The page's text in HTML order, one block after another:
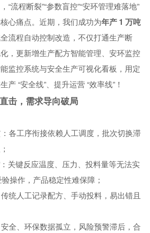
“流程断裂”“参数盲控”“安环管理难落地”
心痛点。近期，我们成功为年产1 万吨
流程自动控制改造，不仅打通生产断
，更新增生产配方智能管理、安环监控
监控系统与安全生产可视化看板，用定
产“安全线”、提升运营“效率线”！
击，需求导向破局
各工序衔接依赖人工调度，批次切换滞
：关键反应温度、压力、投料量等无法实
操作，产品稳定性难保障；
统人工记录配方、手动投料，易出错且
全、环保数据孤立，风险预警滞后，合